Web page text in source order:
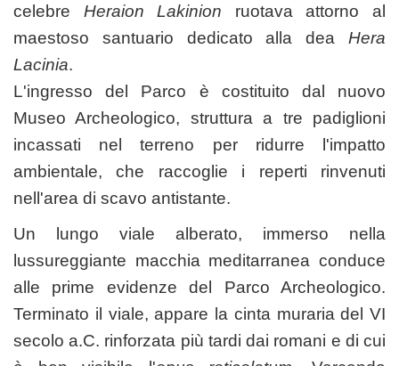
celebre
Heraion Lakinion ruotava attorno al
maestoso santuario dedicato alla dea Hera
Lacinia.
L'ingresso del Parco è costituito dal nuovo
Museo Archeologico, struttura a tre padiglioni
incassati nel terreno per ridurre l'impatto
ambientale, che raccoglie i reperti rinvenuti
nell'area di scavo antistante.
Un lungo viale alberato, immerso nella
lussureggiante macchia meditarranea conduce
alle prime evidenze del Parco Archeologico.
Terminato il viale, appare la cinta muraria del VI
secolo a.C. rinforzata più tardi dai romani e di cui